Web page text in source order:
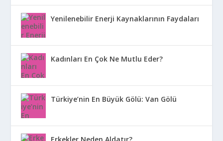
Yenilenebilir Enerji Kaynaklarının Faydaları
Kadınları En Çok Ne Mutlu Eder?
Türkiye’nin En Büyük Gölü: Van Gölü